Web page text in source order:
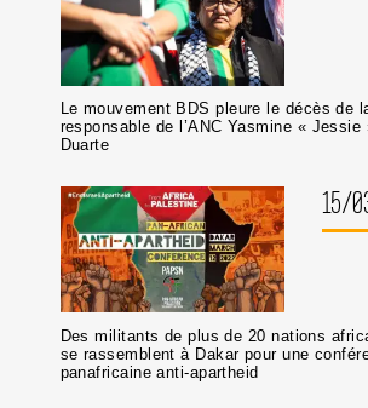
Le mouvement BDS pleure le décès de
responsable de l’ANC Yasmine « Jessie
Duarte
15/
Des militants de plus de 20 nations
se rassemblent à Dakar pour une
panafricaine anti-apartheid